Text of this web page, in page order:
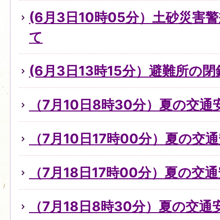
(6月3日10時05分）土砂災害
て
(6月3日13時15分）避難所の
（7月10日8時30分）夏の交通
（7月10日17時00分）夏の交
（7月18日17時00分）夏の交
（7月18日8時30分）夏の交通